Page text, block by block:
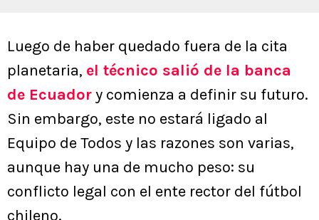
Luego de haber quedado fuera de la cita
planetaria, el técnico salió de la banca
de Ecuadory comienza a definir su futuro.
Sin embargo, este no estará ligado al
Equipo de Todos y las razones son varias,
aunque hay una de mucho peso: su
conflicto legal con el ente rector del fútbol
chileno.